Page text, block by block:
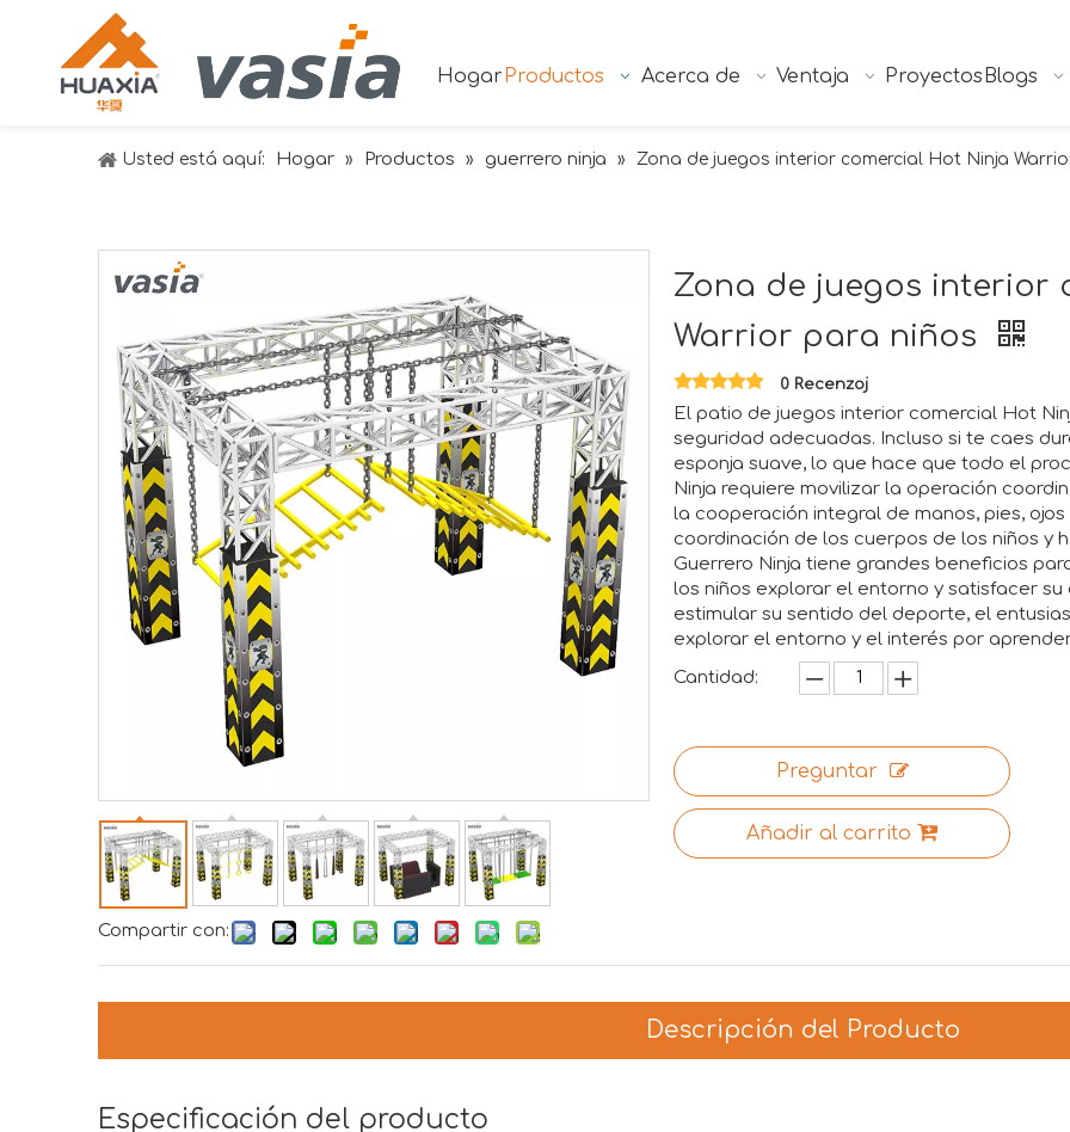
Hogar Productos Acerca de Ventaja Proyectos Blogs
Usted está aquí: Hogar » Productos » guerrero ninja » Zona de juegos interior comercial Hot Ninja
Compartir con:
Zona de juegos interior
Warrior para niños
0 Recenzoj
El patio de juegos interior comercial Hot
seguridad adecuadas. Incluso si te caes
esponja suave, lo que hace que todo el
Ninja requiere movilizar la operación
la cooperación integral de manos, pies,
coordinación de los cuerpos de los niños y
Guerrero Ninja tiene grandes beneficios
los niños explorar el entorno y satisfacer
estimular su sentido del deporte, el
explorar el entorno y el interés por
Cantidad:
Preguntar
Añadir al carrito
Descripción del Producto
Especificación del producto